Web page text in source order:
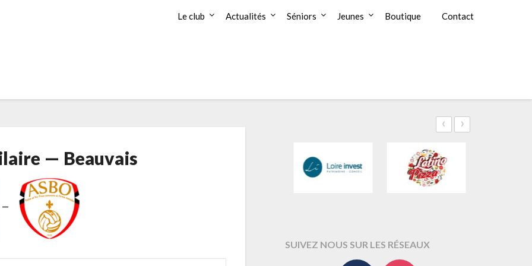
Le club Actualités Séniors Jeunes Boutique Contact
— Beauvais
—
‹ ›
SUIVEZ NOUS SUR LES RÉSEAUX